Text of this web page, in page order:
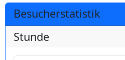
Besucherstatistik
Stunde